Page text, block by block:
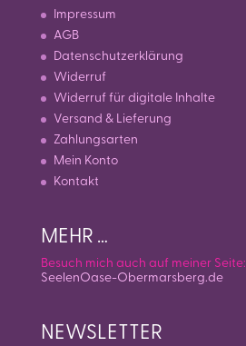
Impressum
AGB
Datenschutzerklärung
Widerruf
Widerruf für digitale Inhalte
Versand & Lieferung
Zahlungsarten
Mein Konto
Kontakt
MEHR …
Besuch mich auch auf meiner Seite:
SeelenOase-Obermarsberg.de
NEWSLETTER